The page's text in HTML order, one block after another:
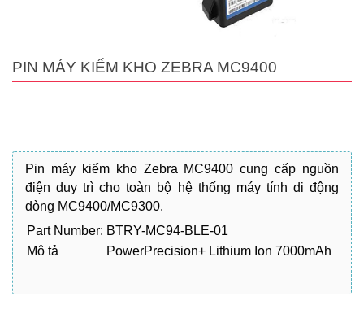
PIN MÁY KIỂM KHO ZEBRA MC9400
Pin máy kiểm kho Zebra MC9400 cung cấp nguồn
điện duy trì cho toàn bộ hệ thống máy tính di động
dòng MC9400/MC9300.
Part Number: BTRY-MC94-BLE-01
Mô tả
PowerPrecision+ Lithium Ion 7000mAh